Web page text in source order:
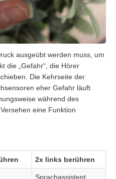
ausgeübt werden muss, um
die „Gefahr“, die Hörer
Die Kehrseite der
eher Gefahr läuft
während des
eine Funktion
2x links berühren
Sprachassistent